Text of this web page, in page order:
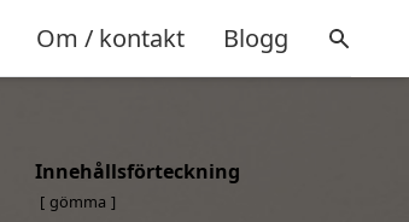
Om / kontakt Blogg
Innehållsförteckning
gömma